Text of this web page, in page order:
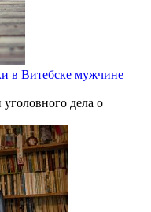
в Витебске мужчине
дела о